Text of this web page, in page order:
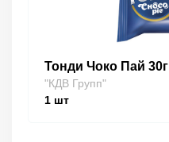
Тонди Чоко Пай 30г
"КДВ Групп"
1 шт